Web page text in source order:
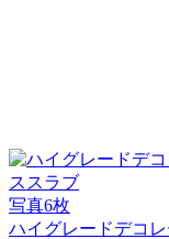
写真6枚
ハイグレードデコ